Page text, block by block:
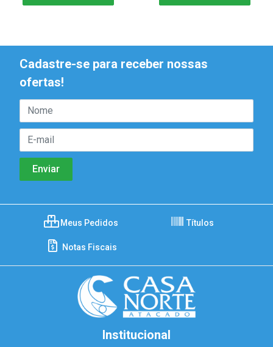
Cadastre-se para receber nossas
ofertas!
Meus Pedidos Títulos
Notas Fiscais
Institucional